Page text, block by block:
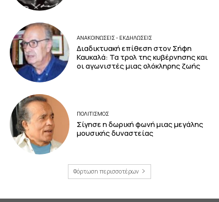
ΑΝΑΚΟΙΝΩΣΕΙΣ - ΕΚΔΗΛΩΣΕΙΣ
Διαδικτυακή επίθεση στον Σήφη
Καυκαλά: Τα τρολ της κυβέρνησης και
οι αγωνιστές μιας ολόκληρης ζωής
ΠΟΛΙΤΙΣΜΟΣ
Σίγησε η δωρική φωνή μιας μεγάλης
μουσικής δυναστείας
Φόρτωση περισσοτέρων